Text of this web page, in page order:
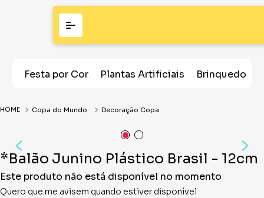
Festa por Cor Plantas Artificiais Brinquedos
Copa do Mundo Decoração Copa
*Balão Junino Plástico Brasil - 12cm
Este produto não está disponível no momento
Quero que me avisem quando estiver disponível